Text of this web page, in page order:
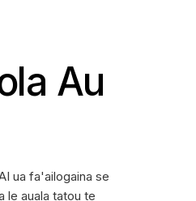
Au
ua fa'ailogaina se
le auala tatou te